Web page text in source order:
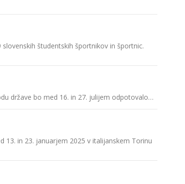
študentskih športnikov in športnic.
države bo med 16. in 27. julijem odpotovalo…
13. in 23. januarjem 2025 v italijanskem Torinu